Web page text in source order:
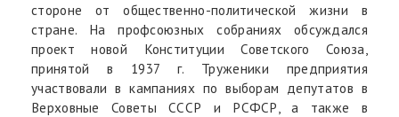
стороне от общественно-политической жизни в
стране. На профсоюзных собраниях обсуждался
проект новой Конституции Советского Союза,
принятой в 1937 г. Труженики предприятия
участвовали в кампаниях по выборам депутатов в
Верховные Советы СССР и РСФСР, а также в